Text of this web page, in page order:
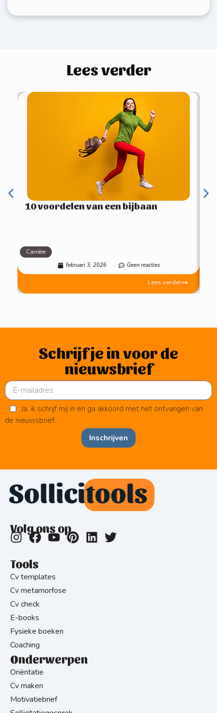
Lees verder
Lees verder
10 voordelen van een bijbaan
Carrière
februari 3, 2026 Geen reacties
Schrijf je in voor de
nieuwsbrief
Ja, ik schrijf mij in en ga akkoord met het ontvangen van
de nieuwsbrief.
Inschrijven
Volg ons op
Tools
Cv templates
Cv metamorfose
Cv check
E-books
Fysieke boeken
Coaching
Onderwerpen
Oriëntatie
Cv maken
Motivatiebrief